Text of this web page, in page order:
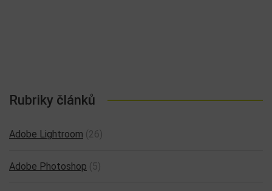
Rubriky článků
Adobe Lightroom (26)
Adobe Photoshop (5)